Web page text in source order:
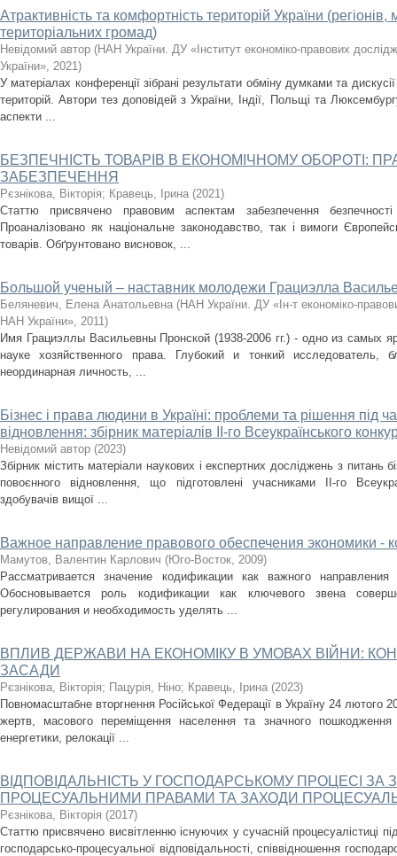
Атрактивність та комфортність територій України (регіонів,
територіальних громад)
Невідомий автор (НАН України. ДУ «Інститут економіко-правових
України», 2021)
У матеріалах конференції зібрані результати обміну думками та
територій. Автори тез доповідей з України, Індії, Польщі та
аспекти ...
БЕЗПЕЧНІСТЬ ТОВАРІВ В ЕКОНОМІЧНОМУ ОБОРОТІ:
ЗАБЕЗПЕЧЕННЯ
Рєзнікова, Вікторія; Кравець, Ірина (2021)
Статтю присвячено правовим аспектам забезпечення
Проаналізовано як національне законодавство, так і вимоги
товарів. Обґрунтовано висновок, ...
Большой ученый – наставник молодежи Грациэлла
Беляневич, Елена Анатольевна (НАН України. ДУ «Ін-т економіко-
НАН України», 2011)
Имя Грациэллы Васильевны Пронской (1938-2006 гг.) - одно из самых
науке хозяйственного права. Глубокий и тонкий исследователь,
неординарная личность, ...
Бізнес і права людини в Україні: проблеми та рішення під
відновлення: збірник матеріалів ІІ-го Всеукраїнського
Невідомий автор (2023)
Збірник містить матеріали наукових і експертних досліджень з питань
повоєнного відновлення, що підготовлені учасниками ІІ-го
здобувачів вищої ...
Важное направление правового обеспечения экономики -
Мамутов, Валентин Карлович (Юго-Восток, 2009)
Рассматривается значение кодификации как важного направления
Обосновывается роль кодификации как ключевого звена
регулирования и необходимость уделять ...
ВПЛИВ ДЕРЖАВИ НА ЕКОНОМІКУ В УМОВАХ ВІЙНИ:
ЗАСАДИ
Рєзнікова, Вікторія; Пацурія, Ніно; Кравець, Ірина (2023)
Повномасштабне вторгнення Російської Федерації в Україну 24
жертв, масового переміщення населення та значного
енергетики, релокації ...
ВІДПОВІДАЛЬНІСТЬ У ГОСПОДАРСЬКОМУ ПРОЦЕСІ
ПРОЦЕСУАЛЬНИМИ ПРАВАМИ ТА ЗАХОДИ
Рєзнікова, Вікторія (2017)
Статтю присвячено висвітленню існуючих у сучасній процесуалістиці
господарсько-процесуальної відповідальності, співвідношення